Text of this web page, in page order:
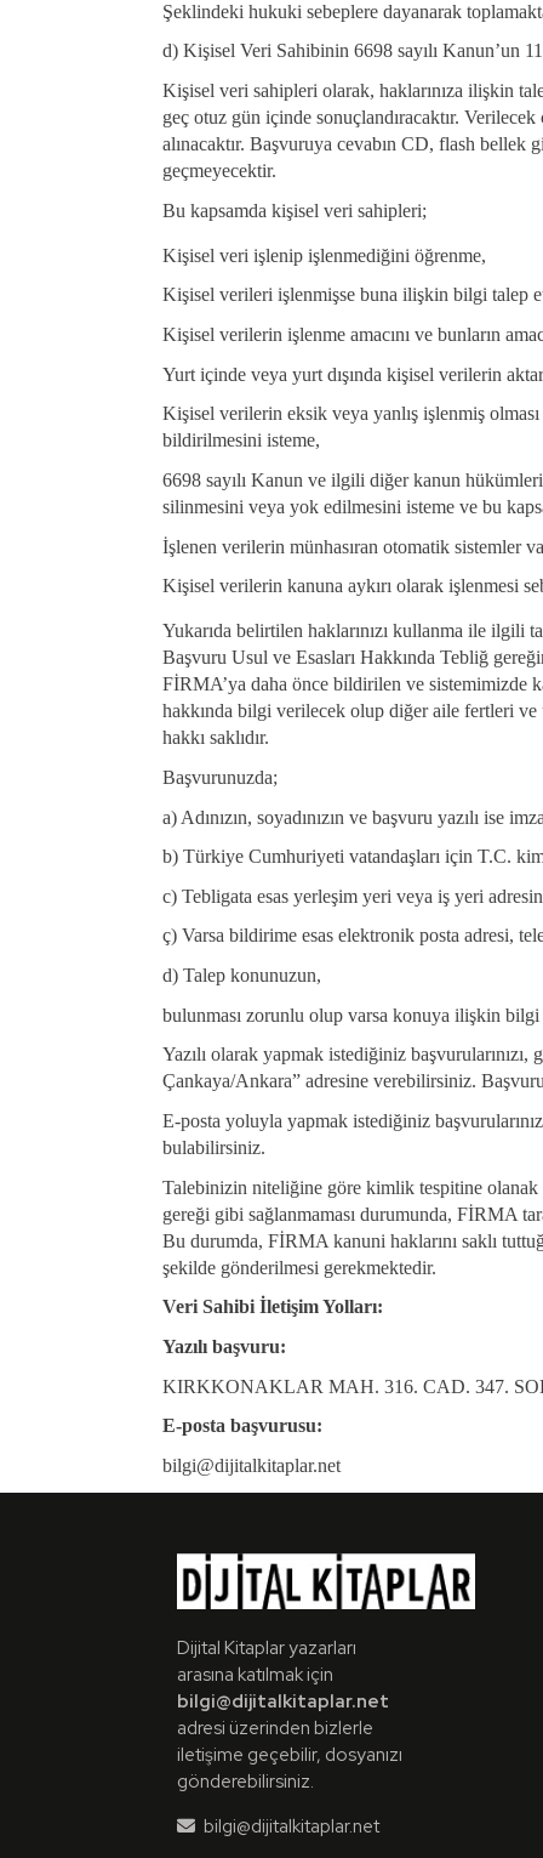
Şeklindeki hukuki sebeplere dayanarak
d) Kişisel Veri Sahibinin 6698 sayılı Kanun’un
Kişisel veri sahipleri olarak, haklarınıza ilişkin
geç otuz gün içinde sonuçlandıracaktır.
alınacaktır. Başvuruya cevabın CD, flash bellek
geçmeyecektir.
Bu kapsamda kişisel veri sahipleri;
Kişisel veri işlenip işlenmediğini öğrenme,
Kişisel verileri işlenmişse buna ilişkin bilgi talep
Kişisel verilerin işlenme amacını ve bunların
Yurt içinde veya yurt dışında kişisel verilerin
Kişisel verilerin eksik veya yanlış işlenmiş
bildirilmesini isteme,
6698 sayılı Kanun ve ilgili diğer kanun
silinmesini veya yok edilmesini isteme ve bu
İşlenen verilerin münhasıran otomatik sistemler
Kişisel verilerin kanuna aykırı olarak işlenmesi
Yukarıda belirtilen haklarınızı kullanma ile ilgili
Başvuru Usul ve Esasları Hakkında Tebliğ
FİRMA’ya daha önce bildirilen ve sistemimizde
hakkında bilgi verilecek olup diğer aile fertleri
hakkı saklıdır.
Başvurunuzda;
a) Adınızın, soyadınızın ve başvuru yazılı ise
b) Türkiye Cumhuriyeti vatandaşları için T.C.
c) Tebligata esas yerleşim yeri veya iş yeri
ç) Varsa bildirime esas elektronik posta adresi,
d) Talep konunuzun,
bulunması zorunlu olup varsa konuya ilişkin
Yazılı olarak yapmak istediğiniz
Çankaya/Ankara” adresine verebilirsiniz.
E-posta yoluyla yapmak istediğiniz
bulabilirsiniz.
Talebinizin niteliğine göre kimlik tespitine olanak
gereği gibi sağlanmaması durumunda, FİRMA
Bu durumda, FİRMA kanuni haklarını saklı
şekilde gönderilmesi gerekmektedir.
Veri Sahibi İletişim Yolları:
Yazılı başvuru:
KIRKKONAKLAR MAH. 316. CAD. 347.
E-posta başvurusu:
bilgi@dijitalkitaplar.net
Dijital Kitaplar yazarları
arasına katılmak için
bilgi@dijitalkitaplar.net
adresi üzerinden bizlerle
iletişime geçebilir, dosyanızı
gönderebilirsiniz.
bilgi@dijitalkitaplar.net